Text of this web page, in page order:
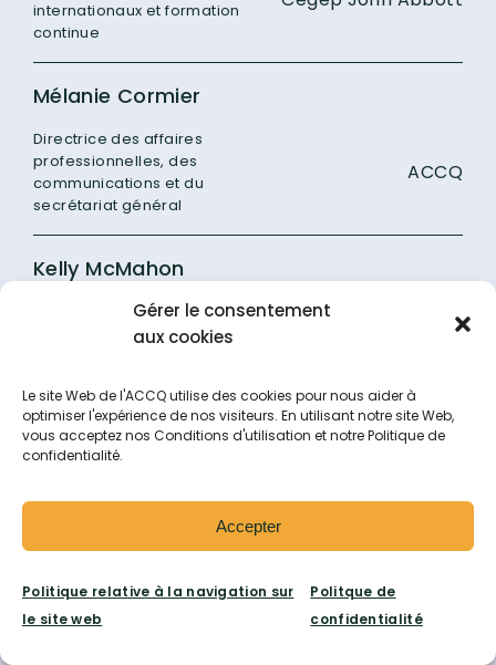
Gérer le consentement
aux cookies
Le site Web de l'ACCQ utilise des cookies pour nous aider à
optimiser l'expérience de nos visiteurs. En utilisant notre site Web,
vous acceptez nos Conditions d'utilisation et notre Politique de
confidentialité.
Accepter
Politique relative à la navigation sur
le site web
Politque de
confidentialité
internationaux et formation
continue
Mélanie Cormier
Directrice des affaires
professionnelles, des
communications et du
secrétariat général
ACCQ
Kelly McMahon
Directrice adjointe des
études – Registraire
Cégep Heritage
Anja Vroomen
Coordonnatrice – Services
professionnels
Cégep Vanier
Comité des
présidences de
sections locales —